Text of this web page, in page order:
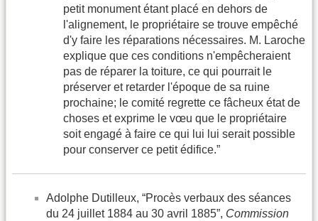
petit monument étant placé en dehors de
l'alignement, le propriétaire se trouve empêché
d'y faire les réparations nécessaires. M. Laroche
explique que ces conditions n'empêcheraient
pas de réparer la toiture, ce qui pourrait le
préserver et retarder l'époque de sa ruine
prochaine; le comité regrette ce fâcheux état de
choses et exprime le vœu que le propriétaire
soit engagé à faire ce qui lui lui serait possible
pour conserver ce petit édifice.”
Adolphe Dutilleux, “Procès verbaux des séances
du 24 juillet 1884 au 30 avril 1885”, Commission